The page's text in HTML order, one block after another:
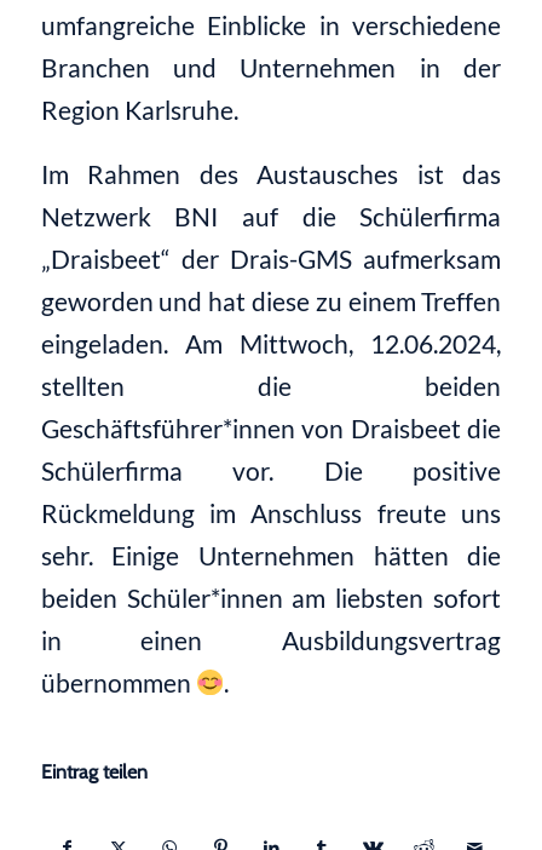
umfangreiche Einblicke in verschiedene
Branchen und Unternehmen in der
Region Karlsruhe.
Im Rahmen des Austausches ist das
Netzwerk BNI auf die Schülerfirma
„Draisbeet“ der Drais-GMS aufmerksam
geworden und hat diese zu einem Treffen
eingeladen. Am Mittwoch, 12.06.2024,
stellten die beiden
Geschäftsführer*innen von Draisbeet die
Schülerfirma vor. Die positive
Rückmeldung im Anschluss freute uns
sehr. Einige Unternehmen hätten die
beiden Schüler*innen am liebsten sofort
in einen Ausbildungsvertrag
übernommen
.
Eintrag teilen